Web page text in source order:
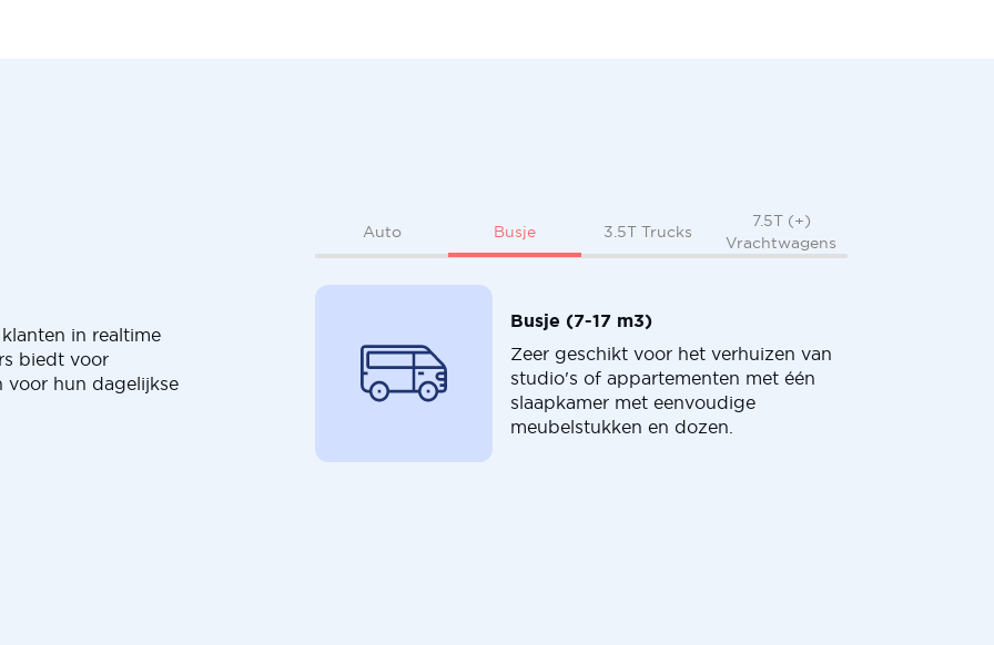
in realtime
biedt voor
voor hun dagelijkse
Auto Busje 3.5T Trucks
7.5T (+)
Vrachtwagens
Busje (7-17 m3)
Zeer geschikt voor het verhuizen van
studio's of appartementen met één
slaapkamer met eenvoudige
meubelstukken en dozen.